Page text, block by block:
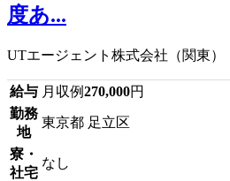
度あ...
UTエージェント株式会社（関東）
給与 月収例270,000円
勤務
地
東京都 足立区
寮・
社宅
なし